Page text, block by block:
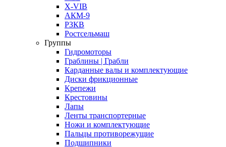
X-VIB
АКМ-9
РЗКВ
Ростсельмаш
Группы
Гидромоторы
Граблины | Грабли
Карданные валы и комплектующие
Диски фрикционные
Крепежи
Крестовины
Лапы
Ленты транспортерные
Ножи и комплектующие
Пальцы противорежущие
Подшипники